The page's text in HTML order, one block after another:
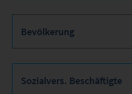
Bevölkerung
Sozialvers. Beschäftigte